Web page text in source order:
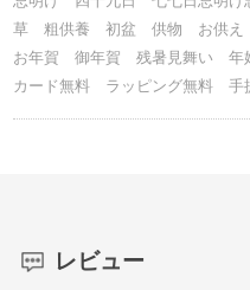
草 粗供養 初盆 供物 お供
お年賀 御年賀 残暑見舞い 年
カード無料 ラッピング無料 手
レビュー